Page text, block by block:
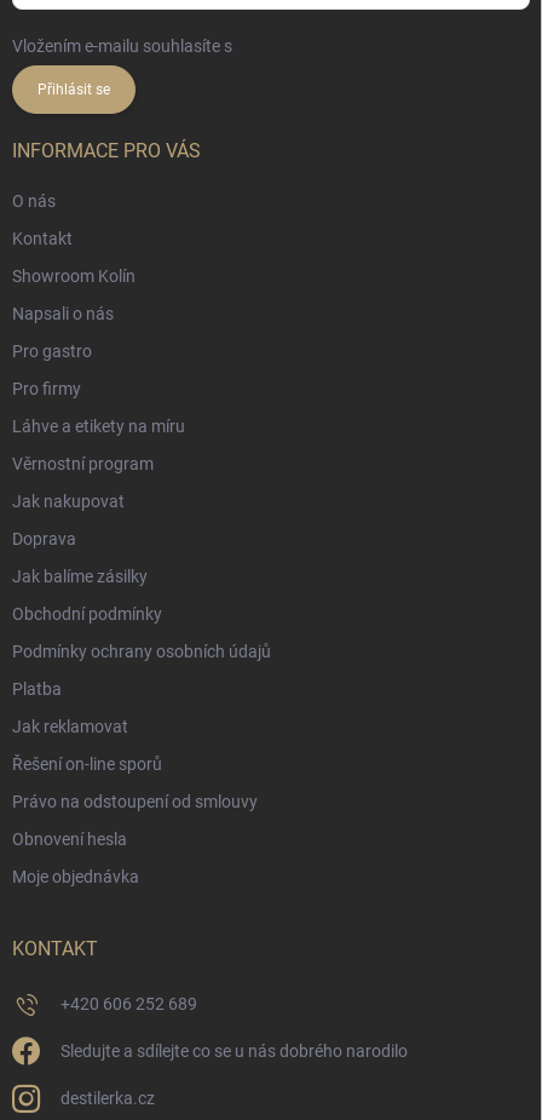
Vložením e-mailu souhlasíte s
Přihlásit se
INFORMACE PRO VÁS
O nás
Kontakt
Showroom Kolín
Napsali o nás
Pro gastro
Pro firmy
Láhve a etikety na míru
Věrnostní program
Jak nakupovat
Doprava
Jak balíme zásilky
Obchodní podmínky
Podmínky ochrany osobních údajů
Platba
Jak reklamovat
Řešení on-line sporů
Právo na odstoupení od smlouvy
Obnovení hesla
Moje objednávka
KONTAKT
+420 606 252 689
Sledujte a sdílejte co se u nás dobrého narodilo
destilerka.cz